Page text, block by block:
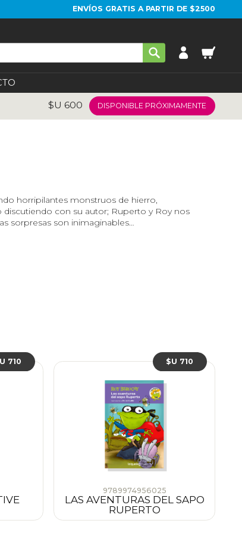
ENVÍOS GRATIS A PARTIR DE $2500
$U 600 DISPONIBLE PRÓXIMAMENTE
horripilantes monstruos de hierro,
con su autor; Ruperto y Roy nos
sorpresas son inimaginables…
710
9789974956025
LAS AVENTURAS DEL SAPO
RUPERTO
$U 710